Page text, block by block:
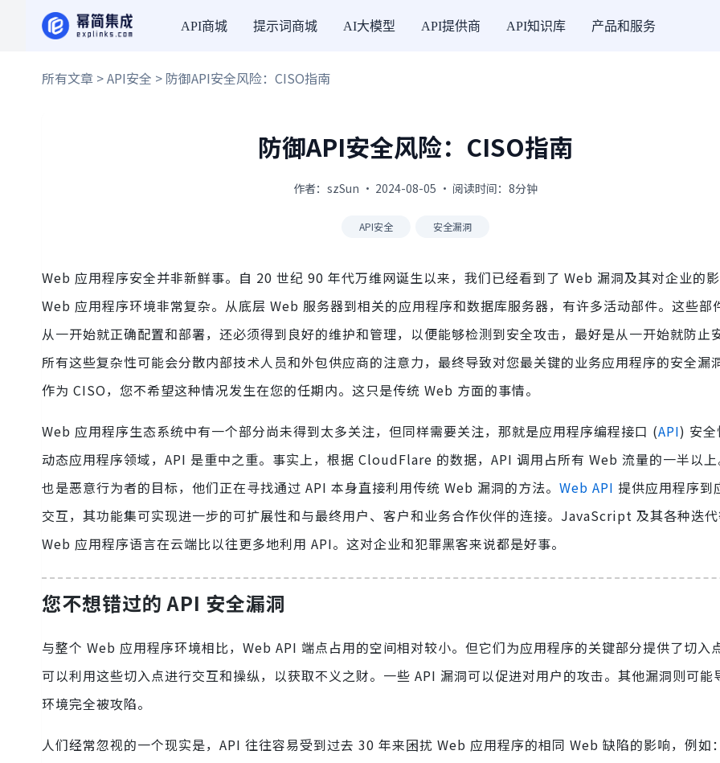
API商城 提示词商城 AI大模型 API提供商 API知识库 产品和服务
所有文章 >API安全 > 防御API安全风险：CISO指南
防御API安全风险：CISO指南
作者：szSun · 2024-08-05 · 阅读时间：8分钟
API安全 安全漏洞
Web 应用程序安全并非新鲜事。自 20 世纪 90 年代万维网诞生以来，我们已经看到了 Web 漏洞及其对企业的
Web 应用程序环境非常复杂。从底层 Web 服务器到相关的应用程序和数据库服务器，有许多活动部件。这些部
从一开始就正确配置和部署，还必须得到良好的维护和管理，以便能够检测到安全攻击，最好是从一开始就防止
所有这些复杂性可能会分散内部技术人员和外包供应商的注意力，最终导致对您最关键的业务应用程序的安全漏
作为 CISO，您不希望这种情况发生在您的任期内。这只是传统 Web 方面的事情。
Web 应用程序生态系统中有一个部分尚未得到太多关注，但同样需要关注，那就是应用程序编程接口 (API) 安全
动态应用程序领域，API 是重中之重。事实上，根据 CloudFlare 的数据，API 调用占所有 Web 流量的一半以
也是恶意行为者的目标，他们正在寻找通过 API 本身直接利用传统 Web 漏洞的方法。 Web API 提供应用程序到
交互，其功能集可实现进一步的可扩展性和与最终用户、客户和业务合作伙伴的连接。JavaScript 及其各种迭
Web 应用程序语言在云端比以往更多地利用 API。这对企业和犯罪黑客来说都是好事。
您不想错过的 API 安全漏洞
与整个 Web 应用程序环境相比，Web API 端点占用的空间相对较小。但它们为应用程序的关键部分提供了切入
可以利用这些切入点进行交互和操纵，以获取不义之财。一些 API 漏洞可以促进对用户的攻击。其他漏洞则可能
环境完全被攻陷。
人们经常忽视的一个现实是，API 往往容易受到过去 30 年来困扰 Web 应用程序的相同 Web 缺陷的影响，例如：